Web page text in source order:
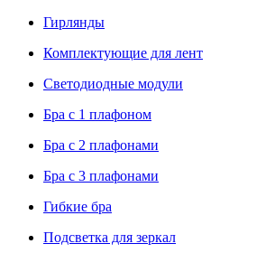
Гирлянды
Комплектующие для лент
Светодиодные модули
Бра с 1 плафоном
Бра с 2 плафонами
Бра с 3 плафонами
Гибкие бра
Подсветка для зеркал